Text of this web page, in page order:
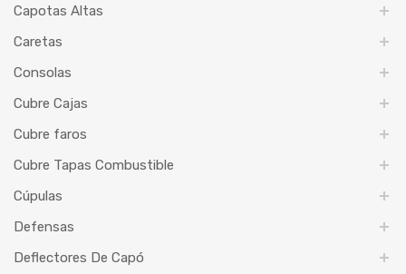
Capotas Altas
Caretas
Consolas
Cubre Cajas
Cubre faros
Cubre Tapas Combustible
Cúpulas
Defensas
Deflectores De Capó